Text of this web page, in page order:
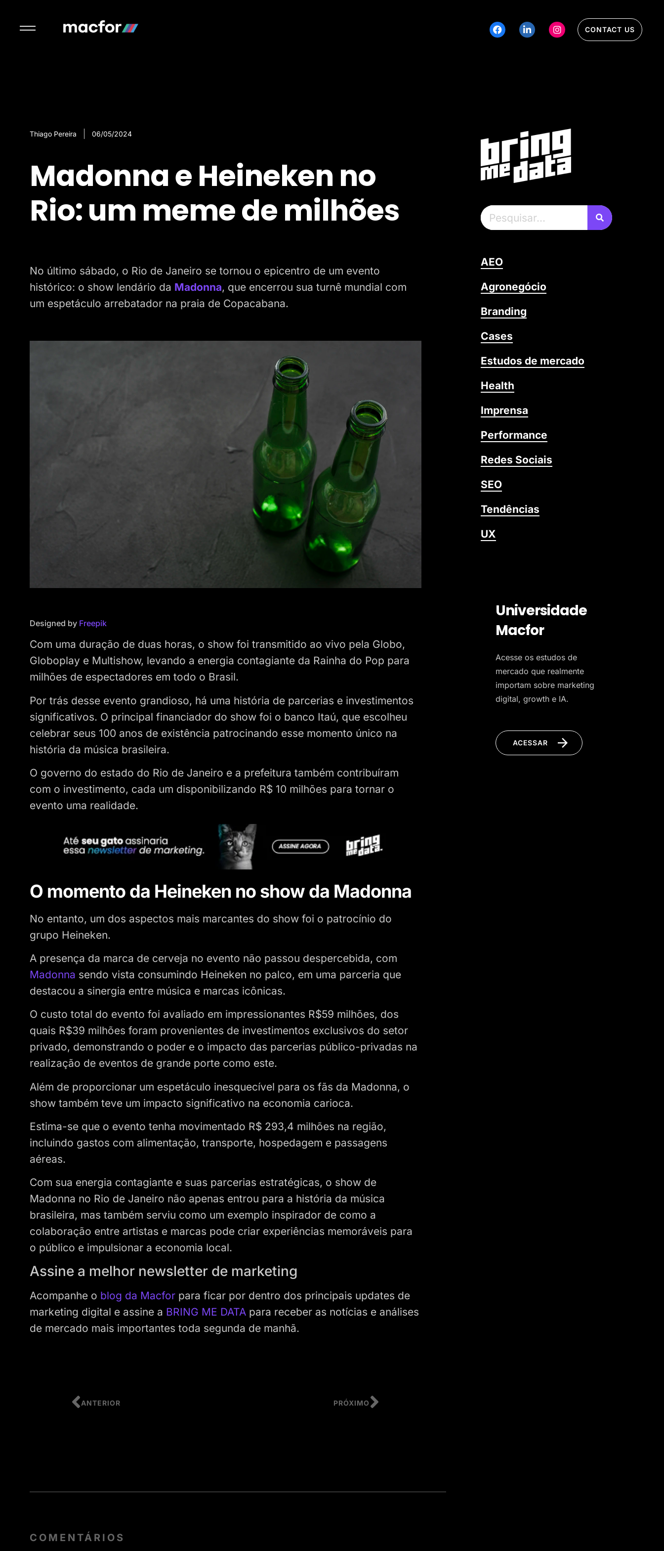
CONTACT US
Thiago Pereira 06/05/2024
Madonna e Heineken no
Rio: um meme de milhões
No último sábado, o Rio de Janeiro se tornou o epicentro de um evento
histórico: o show lendário da Madonna, que encerrou sua turnê mundial com
um espetáculo arrebatador na praia de Copacabana.
Designed by Freepik
Com uma duração de duas horas, o show foi transmitido ao vivo pela Globo,
Globoplay e Multishow, levando a energia contagiante da Rainha do Pop para
milhões de espectadores em todo o Brasil.
Por trás desse evento grandioso, há uma história de parcerias e investimentos
significativos. O principal financiador do show foi o banco Itaú, que escolheu
celebrar seus 100 anos de existência patrocinando esse momento único na
história da música brasileira.
O governo do estado do Rio de Janeiro e a prefeitura também contribuíram
com o investimento, cada um disponibilizando R$ 10 milhões para tornar o
evento uma realidade.
O momento da Heineken no show da Madonna
No entanto, um dos aspectos mais marcantes do show foi o patrocínio do
grupo Heineken.
A presença da marca de cerveja no evento não passou despercebida, com
Madonna sendo vista consumindo Heineken no palco, em uma parceria que
destacou a sinergia entre música e marcas icônicas.
O custo total do evento foi avaliado em impressionantes R$59 milhões, dos
quais R$39 milhões foram provenientes de investimentos exclusivos do setor
privado, demonstrando o poder e o impacto das parcerias público-privadas na
realização de eventos de grande porte como este.
Além de proporcionar um espetáculo inesquecível para os fãs da Madonna, o
show também teve um impacto significativo na economia carioca.
Estima-se que o evento tenha movimentado R$ 293,4 milhões na região,
incluindo gastos com alimentação, transporte, hospedagem e passagens
aéreas.
Com sua energia contagiante e suas parcerias estratégicas, o show de
Madonna no Rio de Janeiro não apenas entrou para a história da música
brasileira, mas também serviu como um exemplo inspirador de como a
colaboração entre artistas e marcas pode criar experiências memoráveis para
o público e impulsionar a economia local.
Assine a melhor newsletter de marketing
Acompanhe o blog da Macfor para ficar por dentro dos principais updates de
marketing digital e assine a BRING ME DATA para receber as notícias e análises
de mercado mais importantes toda segunda de manhã.
ANTERIOR PRÓXIMO
COMENTÁRIOS
AEO
Agronegócio
Branding
Cases
Estudos de mercado
Health
Imprensa
Performance
Redes Sociais
SEO
Tendências
UX
Universidade
Macfor
Acesse os estudos de
mercado que realmente
importam sobre marketing
digital, growth e IA.
ACESSAR